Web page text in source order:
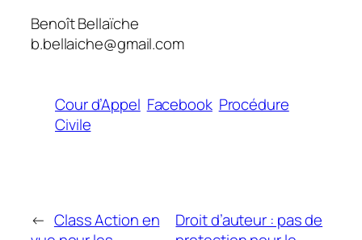
Benoît Bellaïche
b.bellaiche@gmail.com
Cour d’Appel Facebook Procédure
Civile
← Class Action en
Droit d’auteur : pas de